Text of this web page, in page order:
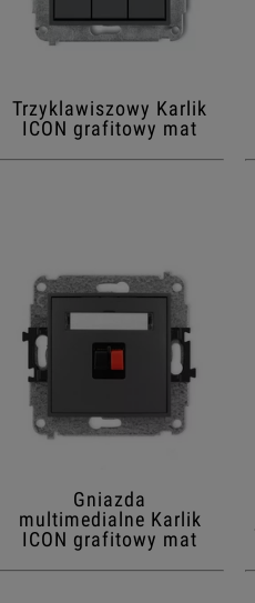
Trzyklawiszowy Karlik
ICON grafitowy mat
Gniazda
multimedialne Karlik
ICON grafitowy mat